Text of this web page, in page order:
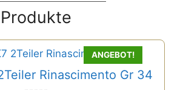
ANGEBOT!
Rinascimento Gr 34